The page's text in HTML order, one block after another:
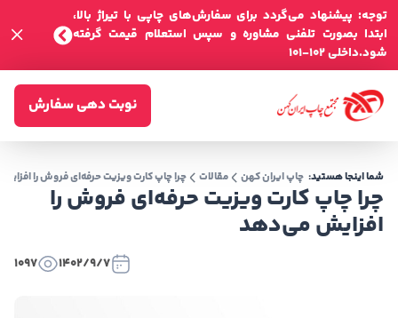
توجه: پیشنهاد می‌گردد برای سفارش‌های چاپی با تیراژ بالا،
ابتدا بصورت تلفنی مشاوره و سپس استعلام قیمت گرفته
شود.داخلی 102-101
نوبت دهی سفارش
چرا چاپ کارت ویزیت حرفه‌ای فروش را
افزایش می‌دهد
شما اینجا هستید: چاپ ایران کهن مقالات چرا چاپ کارت ویزیت حرفه‌ای فروش را
1402/9/7
1097